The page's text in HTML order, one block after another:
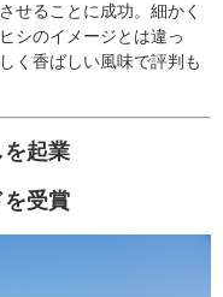
せることに成功。細かく
シのイメージとは違っ
く香ばしい風味で評判も
起業
受賞